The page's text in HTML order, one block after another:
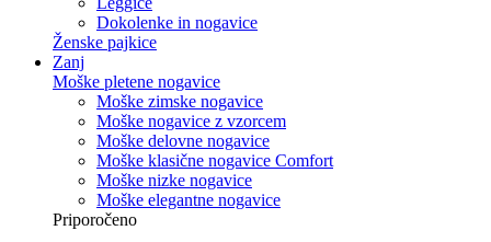
Dokolenke in nogavice
Ženske pajkice
Zanj
Moške pletene nogavice
Moške zimske nogavice
Moške nogavice z vzorcem
Moške delovne nogavice
Moške klasične nogavice Comfort
Moške nizke nogavice
Moške elegantne nogavice
Priporočeno